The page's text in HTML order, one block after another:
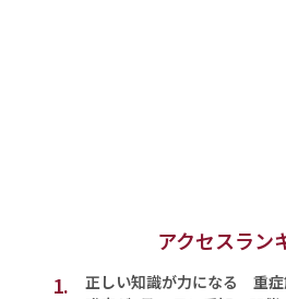
アクセスラン
1.
正しい知識が力になる 重症